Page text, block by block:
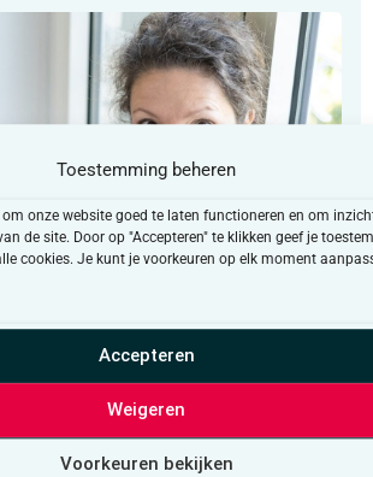
Toestemming beheren
onze website goed te laten functioneren en om
de site. Door op "Accepteren" te klikken geef je
cookies. Je kunt je voorkeuren op elk moment
Accepteren
Weigeren
Voorkeuren bekijken
in democratische